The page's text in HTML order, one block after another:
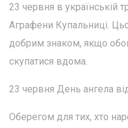
23 червня в українській
Аграфени Купальниці.
добрим знаком, якщо
скупатися вдома.
23 червня День ангела
Оберегом для тих, хто